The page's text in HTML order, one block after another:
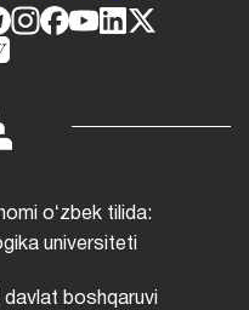
oʻzbek tilida:
universiteti
boshqaruvi